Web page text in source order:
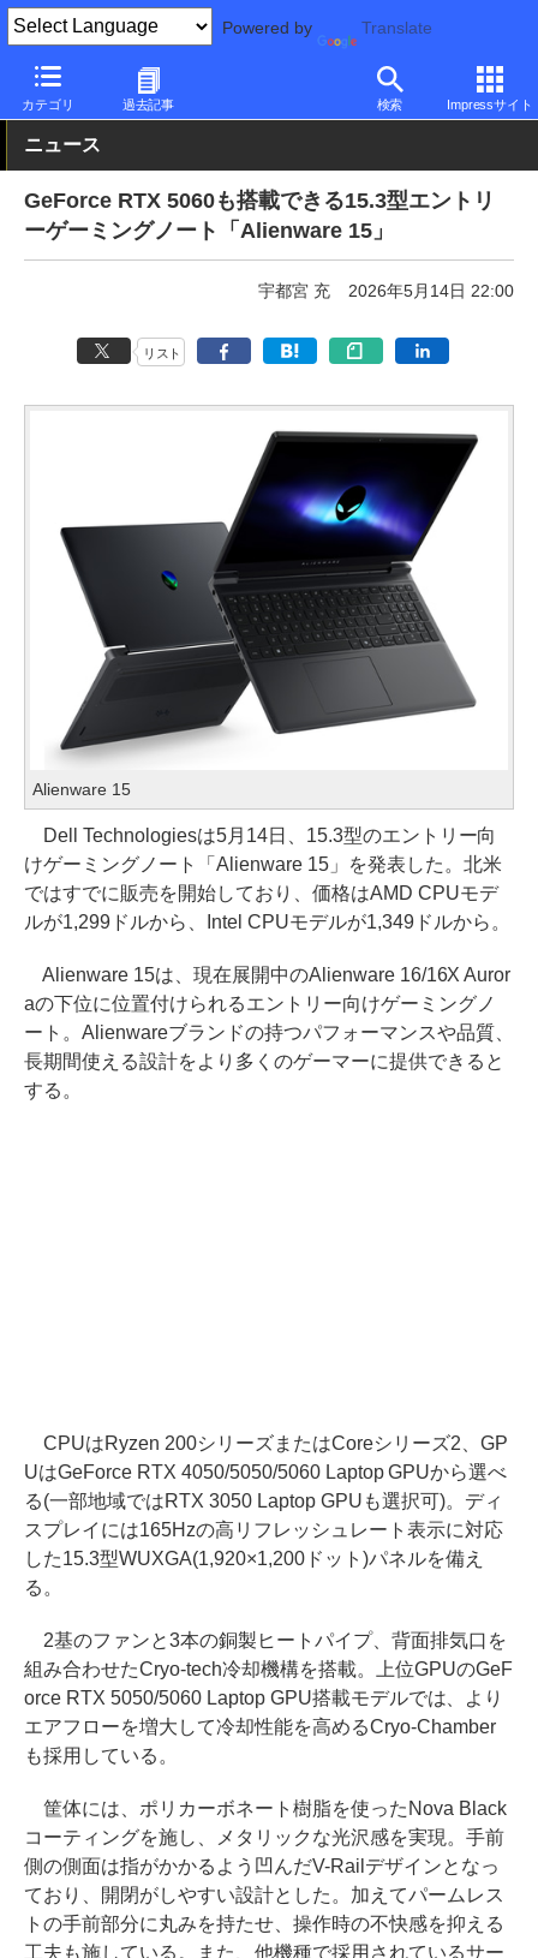
Powered by Translate
カテゴリ 過去記事 検索 Impressサイト
PC Watch パソコン/タブレット/スマートフォン ゲーミングノー
ニュース
GeForce RTX 5060も搭載できる15.3型エントリ
ーゲーミングノート「Alienware 15」
宇都宮 充 2026年5月14日 22:00
リスト
Alienware 15
Dell Technologiesは5月14日、15.3型のエントリー向
けゲーミングノート「Alienware 15」を発表した。北米
ではすでに販売を開始しており、価格はAMD CPUモデ
ルが1,299ドルから、Intel CPUモデルが1,349ドルから。
Alienware 15は、現在展開中のAlienware 16/16X Auror
aの下位に位置付けられるエントリー向けゲーミングノ
ート。Alienwareブランドの持つパフォーマンスや品質、
長期間使える設計をより多くのゲーマーに提供できると
する。
CPUはRyzen 200シリーズまたはCoreシリーズ2、GP
UはGeForce RTX 4050/5050/5060 Laptop GPUから選べ
る(一部地域ではRTX 3050 Laptop GPUも選択可)。ディ
スプレイには165Hzの高リフレッシュレート表示に対応
した15.3型WUXGA(1,920×1,200ドット)パネルを備え
る。
2基のファンと3本の銅製ヒートパイプ、背面排気口を
組み合わせたCryo-tech冷却機構を搭載。上位GPUのGeF
orce RTX 5050/5060 Laptop GPU搭載モデルでは、より
エアフローを増大して冷却性能を高めるCryo-Chamber
も採用している。
筐体には、ポリカーボネート樹脂を使ったNova Black
コーティングを施し、メタリックな光沢感を実現。手前
側の側面は指がかかるよう凹んだV-Railデザインとなっ
ており、開閉がしやすい設計とした。加えてパームレス
トの手前部分に丸みを持たせ、操作時の不快感を抑える
工夫も施している。また、他機種で採用されているサー